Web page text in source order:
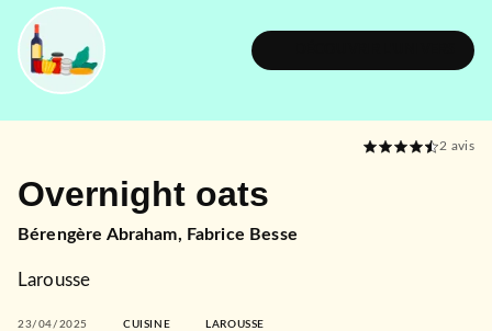
2 avis
Overnight oats
Bérengère Abraham, Fabrice Besse
Larousse
23/04/2025 CUISINE LAROUSSE